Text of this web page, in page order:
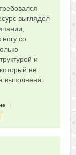
друзьям об отзыве
выглядел
со
и
не
выполнена